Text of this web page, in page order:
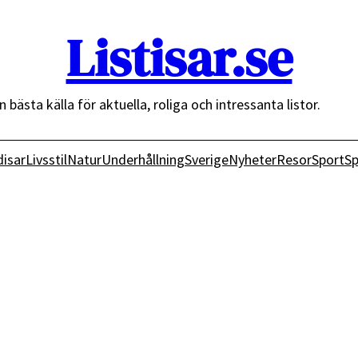
Listisar.se
bästa källa för aktuella, roliga och intressanta listor.
LivsstilNaturUnderhållningSverigeNyheterResorSport